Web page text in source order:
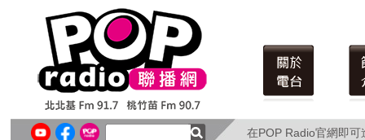
在POP Radio官網即
在POP Radio官網即
北北基FM91.723:00~06:00
音樂便利貼
Music all night